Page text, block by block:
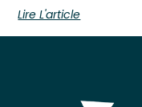
Lire L'article